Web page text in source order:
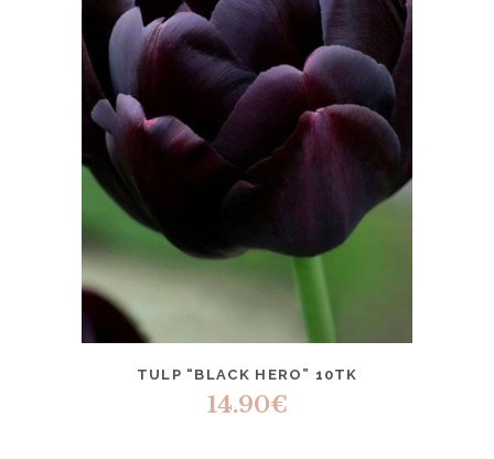
TULP “BLACK HERO” 10TK
14.90€